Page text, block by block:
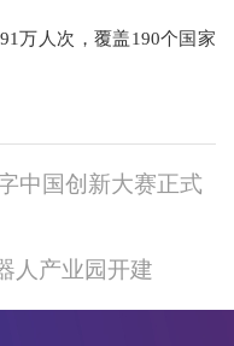
万人次，覆盖190个国家
中国创新大赛正式
人产业园开建